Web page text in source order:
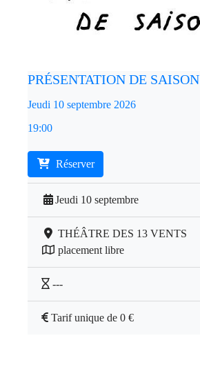
PRÉSENTATION DE SAISON
Jeudi 10 septembre 2026
19:00
Réserver
Jeudi 10 septembre
THÉÂTRE DES 13 VENTS
placement libre
---
Tarif unique de 0 €